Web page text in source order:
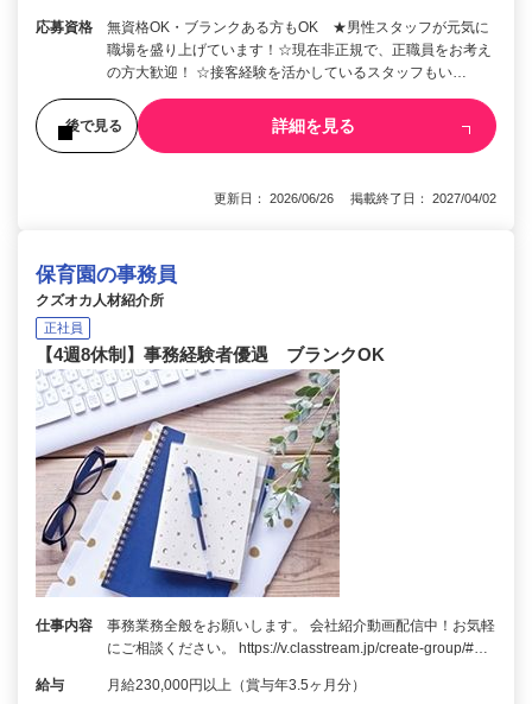
応募資格
無資格OK・ブランクある方もOK ★男性スタッフが元気に
職場を盛り上げています！☆現在非正規で、正職員をお考え
の方大歓迎！ ☆接客経験を活かしているスタッフもい…
後で見る 詳細を見る
更新日： 2026/06/26 掲載終了日： 2027/04/02
保育園の事務員
クズオカ人材紹介所
正社員
【4週8休制】事務経験者優遇 ブランクOK
仕事内容
事務業務全般をお願いします。 会社紹介動画配信中！お気軽
にご相談ください。 https://v.classtream.jp/create-group/#…
給与 月給230,000円以上（賞与年3.5ヶ月分）